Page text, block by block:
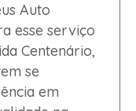
Auto
esse serviço
Centenário,
se
em